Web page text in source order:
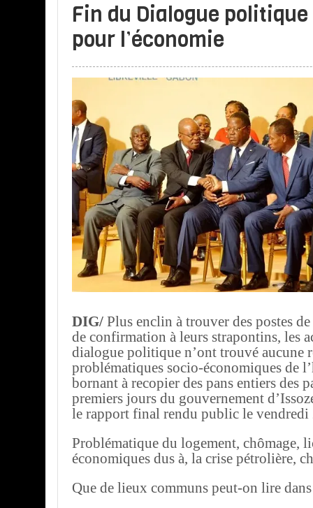
Fin du Dialogue
pour l’économie
DIG/ Plus enclin à trouver des postes
de confirmation à leurs strapontins, les
dialogue politique n’ont trouvé aucune
problématiques socio-économiques de
bornant à recopier des pans entiers des
premiers jours du gouvernement
le rapport final rendu public le vendredi
Problématique du logement, chômage,
économiques dus à, la crise pétrolière,
Que de lieux communs peut-on lire